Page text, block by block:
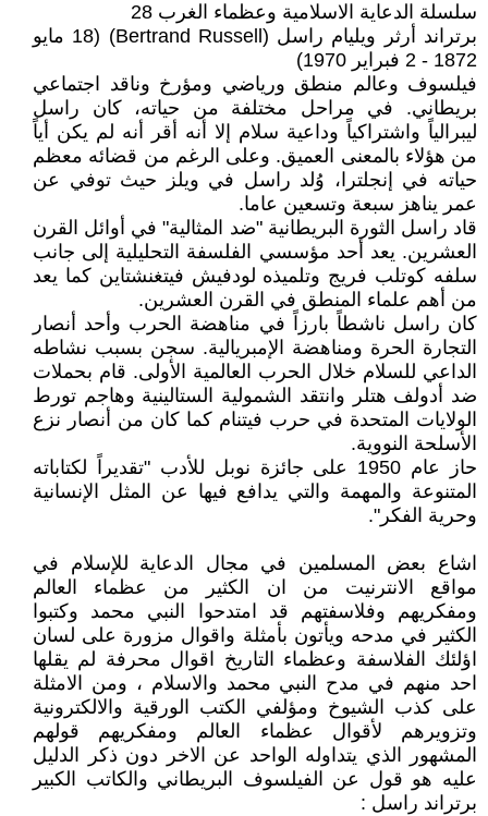
سلسلة الدعاية الاسلامية وعظماء الغرب 28
برتراند أرثر ويليام راسل (Bertrand Russell)‏ (18 مايو
1872 - 2 فبراير 1970)
فيلسوف وعالم منطق ورياضي ومؤرخ وناقد اجتماعي
بريطاني. في مراحل مختلفة من حياته، كان راسل
ليبرالياً واشتراكياً وداعية سلام إلا أنه أقر أنه لم يكن أياً
من هؤلاء بالمعنى العميق. وعلى الرغم من قضائه معظم
حياته في إنجلترا، وُلد راسل في ويلز حيث توفي عن
عمر يناهز سبعة وتسعين عاما.
قاد راسل الثورة البريطانية "ضد المثالية" في أوائل القرن
العشرين. يعد أحد مؤسسي الفلسفة التحليلية إلى جانب
سلفه كوتلب فريج وتلميذه لودفيش فيتغنشتاين كما يعد
من أهم علماء المنطق في القرن العشرين.
كان راسل ناشطاً بارزاً في مناهضة الحرب وأحد أنصار
التجارة الحرة ومناهضة الإمبريالية. سجن بسبب نشاطه
الداعي للسلام خلال الحرب العالمية الأولى. قام بحملات
ضد أدولف هتلر وانتقد الشمولية الستالينية وهاجم تورط
الولايات المتحدة في حرب فيتنام كما كان من أنصار نزع
الأسلحة النووية.
حاز عام 1950 على جائزة نوبل للأدب "تقديراً لكتاباته
المتنوعة والمهمة والتي يدافع فيها عن المثل الإنسانية
وحرية الفكر".
اشاع بعض المسلمين في مجال الدعاية للإسلام في
مواقع الانترنيت من ان الكثير من عظماء العالم
ومفكريهم وفلاسفتهم قد امتدحوا النبي محمد وكتبوا
الكثير في مدحه ويأتون بأمثلة واقوال مزورة على لسان
اؤلئك الفلاسفة وعظماء التاريخ اقوال محرفة لم يقلها
احد منهم في مدح النبي محمد والاسلام ، ومن الامثلة
على كذب الشيوخ ومؤلفي الكتب الورقية والالكترونية
وتزويرهم لأقوال عظماء العالم ومفكريهم قولهم
المشهور الذي يتداوله الواحد عن الاخر دون ذكر الدليل
عليه هو قول عن الفيلسوف البريطاني والكاتب الكبير
برتراند راسل :